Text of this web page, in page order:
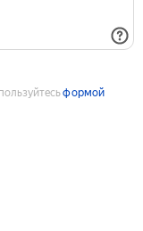
формой